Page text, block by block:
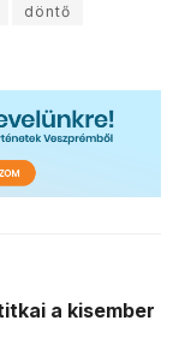
döntő
a kisember